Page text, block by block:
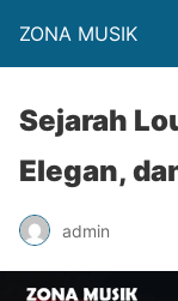
ZONA MUSIK
Sejarah
Elegan,
admin